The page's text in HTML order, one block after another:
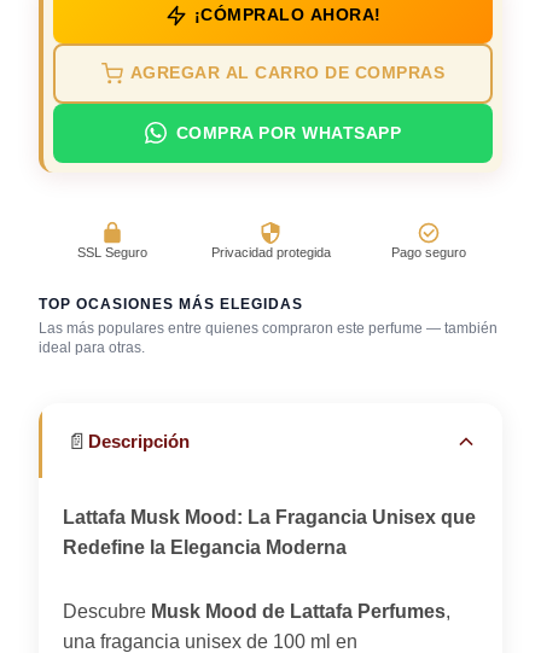
¡CÓMPRALO AHORA!
AGREGAR AL CARRO DE COMPRAS
COMPRA POR WHATSAPP
SSL Seguro Privacidad protegida Pago seguro
TOP OCASIONES MÁS ELEGIDAS
Las más populares entre quienes compraron este perfume — también
ideal para otras.
Después de la
ducha
📄 Descripción
Lattafa Musk Mood: La Fragancia Unisex que
Redefine la Elegancia Moderna
Descubre Musk Mood de Lattafa Perfumes,
una fragancia unisex de 100 ml en